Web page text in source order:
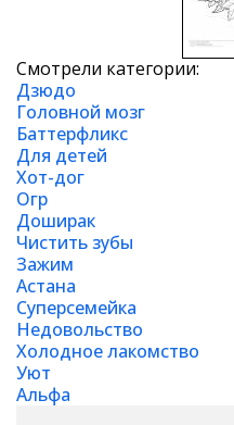
Смотрели категории:
Дзюдо
Головной мозг
Баттерфликс
Для детей
Хот-дог
Огр
Доширак
Чистить зубы
Зажим
Астана
Суперсемейка
Недовольство
Холодное лакомство
Уют
Альфа